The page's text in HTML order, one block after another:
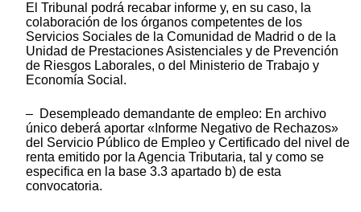
El Tribunal podrá recabar informe y, en su caso, la
colaboración de los órganos competentes de los
Servicios Sociales de la Comunidad de Madrid o de la
Unidad de Prestaciones Asistenciales y de Prevención
de Riesgos Laborales, o del Ministerio de Trabajo y
Economía Social.
– Desempleado demandante de empleo: En archivo
único deberá aportar «Informe Negativo de Rechazos»
del Servicio Público de Empleo y Certificado del nivel de
renta emitido por la Agencia Tributaria, tal y como se
especifica en la base 3.3 apartado b) de esta
convocatoria.